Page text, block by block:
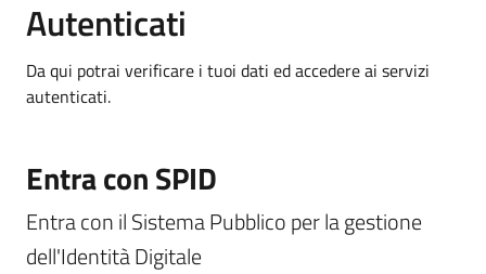
Autenticati
Da qui potrai verificare i tuoi dati ed accedere ai servizi
autenticati.
Entra con SPID
Entra con il Sistema Pubblico per la gestione
dell'Identità Digitale